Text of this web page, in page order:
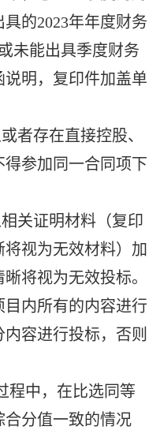
的2023年年度财务
未能出具季度财务
明，复印件加盖单
存在直接控股、
参加同一合同项下
关证明材料（复印
视为无效材料）加
将视为无效投标。
内所有的内容进行
容进行投标，否则
中，在比选同等
合分值一致的情况